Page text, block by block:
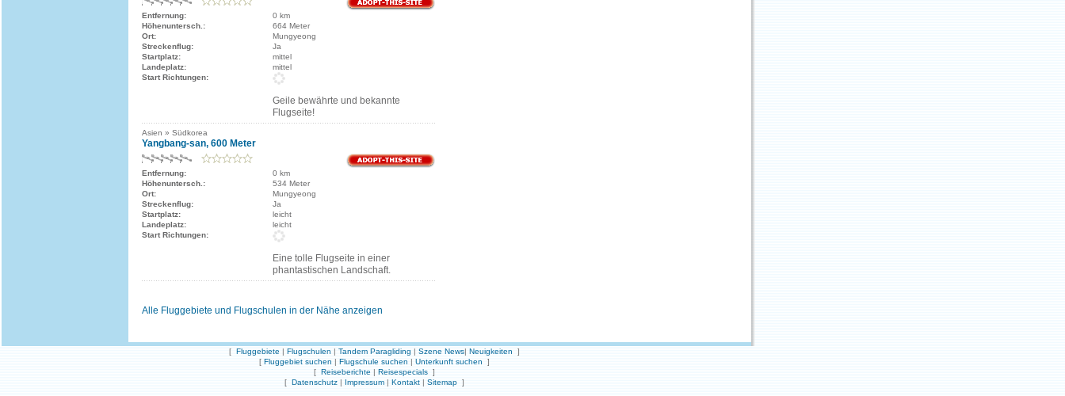
Entfernung:
0 km
Höhenuntersch.:
664 Meter
Ort:
Mungyeong
Streckenflug:
Ja
Startplatz:
mittel
Landeplatz:
mittel
Start Richtungen:
Geile bewährte und bekannte
Flugseite!
Asien » Südkorea
Yangbang-san, 600 Meter
Entfernung:
0 km
Höhenuntersch.:
534 Meter
Ort:
Mungyeong
Streckenflug:
Ja
Startplatz:
leicht
Landeplatz:
leicht
Start Richtungen:
Eine tolle Flugseite in einer
phantastischen Landschaft.
Alle Fluggebiete und Flugschulen in der Nähe anzeigen
[ Fluggebiete | Flugschulen | Tandem Paragliding | Szene News| Neuigkeiten ]
[ Fluggebiet suchen | Flugschule suchen | Unterkunft suchen ]
[ Reiseberichte | Reisespecials ]
[ Datenschutz | Impressum | Kontakt | Sitemap ]